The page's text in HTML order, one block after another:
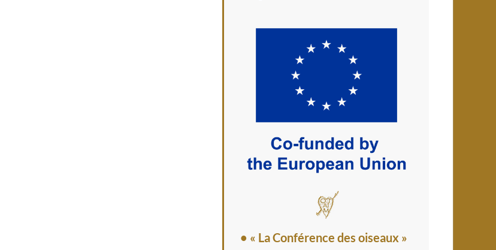
• « La Conférence des oiseaux »